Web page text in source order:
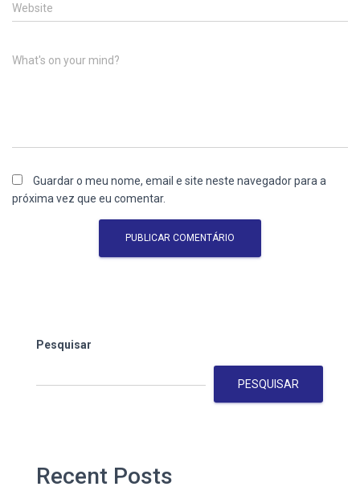
Website
What's on your mind?
Guardar o meu nome, email e site neste navegador para a
próxima vez que eu comentar.
Pesquisar
PESQUISAR
Recent Posts